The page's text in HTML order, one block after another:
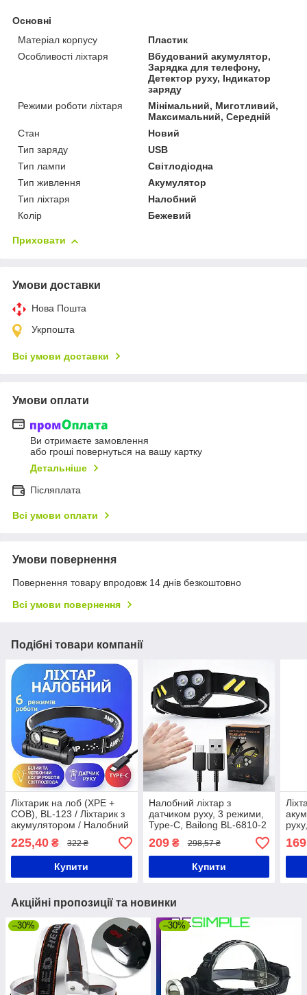
Основні
Матеріал корпусу
Пластик
Особливості ліхтаря
Вбудований акумулятор,
Зарядка для телефону,
Детектор руху, Індикатор
заряду
Режими роботи ліхтаря
Мінімальний, Миготливий,
Максимальний, Середній
Стан
Новий
Тип заряду
USB
Тип лампи
Світлодіодна
Тип живлення
Акумулятор
Тип ліхтаря
Налобний
Колір
Бежевий
Приховати
Умови доставки
Нова Пошта
Укрпошта
Всі умови доставки
Умови оплати
Ви отримаєте замовлення
або гроші повернуться на вашу картку
Детальніше
Післяплата
Всі умови оплати
Умови повернення
Повернення товару впродовж 14 днів безкоштовно
Всі умови повернення
Подібні товари компанії
Ліхтарик на лоб (XPE +
COB), BL-123 / Ліхтарик з
акумулятором / Налобний
ліхтар з датчиком руху /
Світлодіодний ліхтарик на
голову
225,40 ₴ 322 ₴
Купити
Налобний ліхтар з
датчиком руху, 3 режими,
Type-C, Bailong BL-6810-2
/ Акумуляторний ліхтарик
на голову / Ліхтарик на
лоб
209₴ 298,57 ₴
Купити
на
169
Акційні пропозиції та новинки
–30% –30%